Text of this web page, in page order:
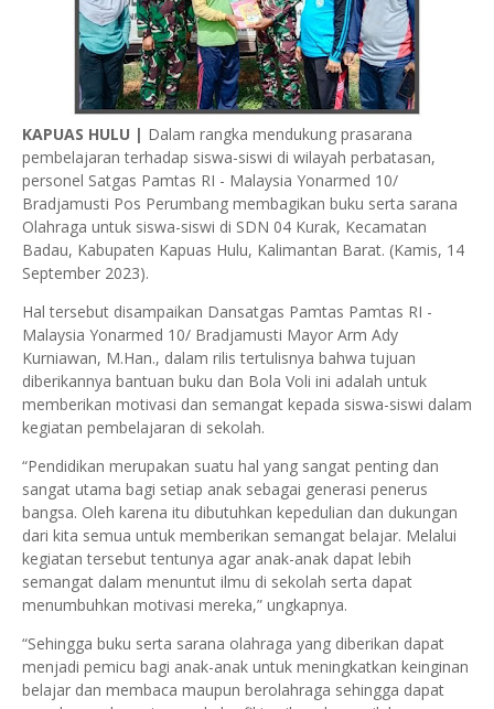
KAPUAS HULU | Dalam rangka mendukung prasarana
pembelajaran terhadap siswa-siswi di wilayah perbatasan,
personel Satgas Pamtas RI - Malaysia Yonarmed 10/
Bradjamusti Pos Perumbang membagikan buku serta sarana
Olahraga untuk siswa-siswi di SDN 04 Kurak, Kecamatan
Badau, Kabupaten Kapuas Hulu, Kalimantan Barat. (Kamis, 14
September 2023).
Hal tersebut disampaikan Dansatgas Pamtas Pamtas RI -
Malaysia Yonarmed 10/ Bradjamusti Mayor Arm Ady
Kurniawan, M.Han., dalam rilis tertulisnya bahwa tujuan
diberikannya bantuan buku dan Bola Voli ini adalah untuk
memberikan motivasi dan semangat kepada siswa-siswi dalam
kegiatan pembelajaran di sekolah.
“Pendidikan merupakan suatu hal yang sangat penting dan
sangat utama bagi setiap anak sebagai generasi penerus
bangsa. Oleh karena itu dibutuhkan kepedulian dan dukungan
dari kita semua untuk memberikan semangat belajar. Melalui
kegiatan tersebut tentunya agar anak-anak dapat lebih
semangat dalam menuntut ilmu di sekolah serta dapat
menumbuhkan motivasi mereka,” ungkapnya.
“Sehingga buku serta sarana olahraga yang diberikan dapat
menjadi pemicu bagi anak-anak untuk meningkatkan keinginan
belajar dan membaca maupun berolahraga sehingga dapat